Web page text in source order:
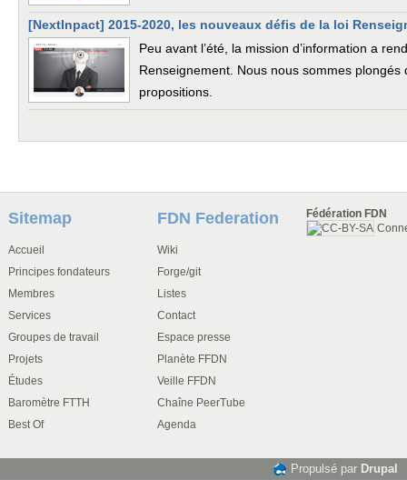
[NextInpact] 2015-2020, les nouveaux défis de la loi
Peu avant l’été, la mission d’information a
Renseignement. Nous nous sommes
propositions.
Sitemap
Accueil
Principes fondateurs
Membres
Services
Groupes de travail
Projets
Études
Baromètre FTTH
Best Of
FDN Federation
Wiki
Forge/git
Listes
Contact
Espace presse
Planète FFDN
Veille FFDN
Chaîne PeerTube
Agenda
Fédération FDN
Propulsé par Drupal